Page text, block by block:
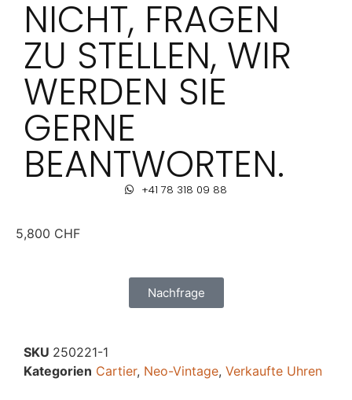
NICHT, FRAGEN
ZU STELLEN, WIR
WERDEN SIE
GERNE
BEANTWORTEN.
+41 78 318 09 88
5,800 CHF
Nachfrage
SKU 250221-1
Kategorien Cartier, Neo-Vintage, Verkaufte Uhren